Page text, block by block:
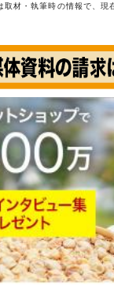
取材・執筆時の情報で、現